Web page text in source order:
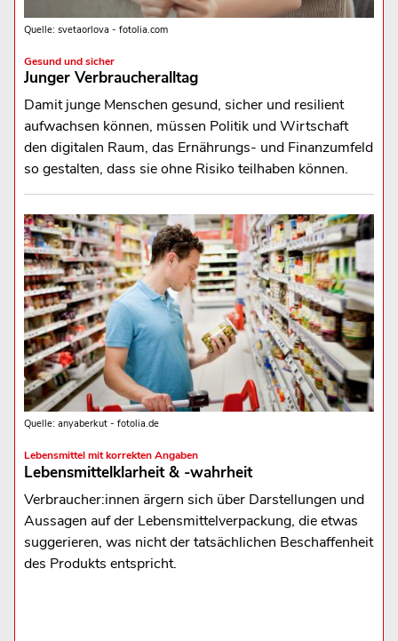
Quelle: svetaorlova - fotolia.com
Gesund und sicher
Junger Verbraucheralltag
Damit junge Menschen gesund, sicher und resilient
aufwachsen können, müssen Politik und Wirtschaft
den digitalen Raum, das Ernährungs- und Finanzumfeld
so gestalten, dass sie ohne Risiko teilhaben können.
Quelle: anyaberkut - fotolia.de
Lebensmittel mit korrekten Angaben
Lebensmittelklarheit & -wahrheit
Verbraucher:innen ärgern sich über Darstellungen und
Aussagen auf der Lebensmittelverpackung, die etwas
suggerieren, was nicht der tatsächlichen Beschaffenheit
des Produkts entspricht.